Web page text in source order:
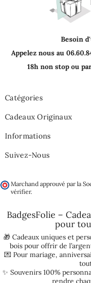
Besoin
Appelez nous au
18h non stop ou
Catégories
Cadeaux Originaux
Informations
Suivez-Nous
Marchand approuvé par la
vérifier.
BadgesFolie –
pour
🎁 Cadeaux uniques et
bois pour offrir de
💌 Pour mariage,
✨ Souvenirs 100%
rendre